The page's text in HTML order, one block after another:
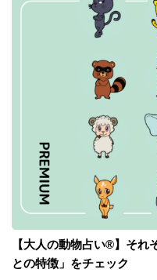
【大人の動物占い®】そ
との特徴」をチェック